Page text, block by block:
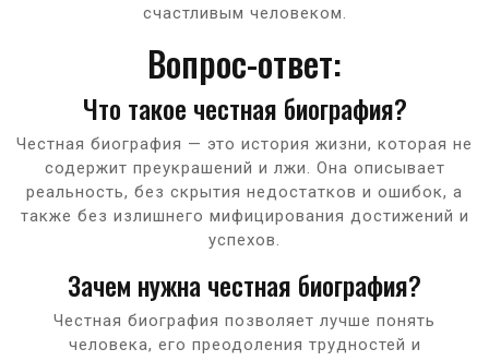
счастливым человеком.
Вопрос-ответ:
Что такое честная биография?
Честная биография — это история жизни, которая не
содержит преукрашений и лжи. Она описывает
реальность, без скрытия недостатков и ошибок, а
также без излишнего мифицирования достижений и
успехов.
Зачем нужна честная биография?
Честная биография позволяет лучше понять
человека, его преодоления трудностей и